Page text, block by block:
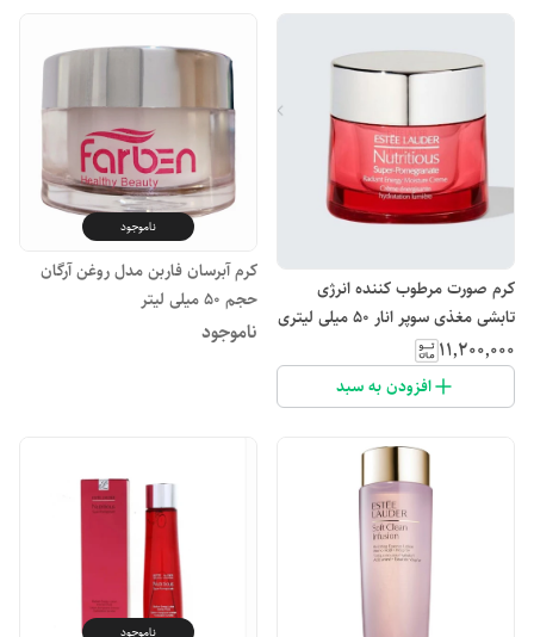
کرم صورت مرطوب کننده انرژی
تابشی مغذی سوپر انار 50 میلی لیتری
استی لادر Estee Lauder
۱۱٬۲۰۰٬۰۰۰
افزودن به سبد
ناموجود
کرم آبرسان فاربن مدل روغن آرگان
حجم 50 میلی لیتر
ناموجود
ناموجود